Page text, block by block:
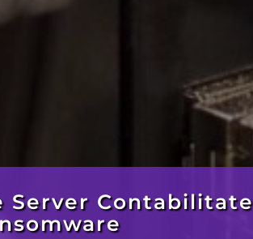
Fisiere si Documente